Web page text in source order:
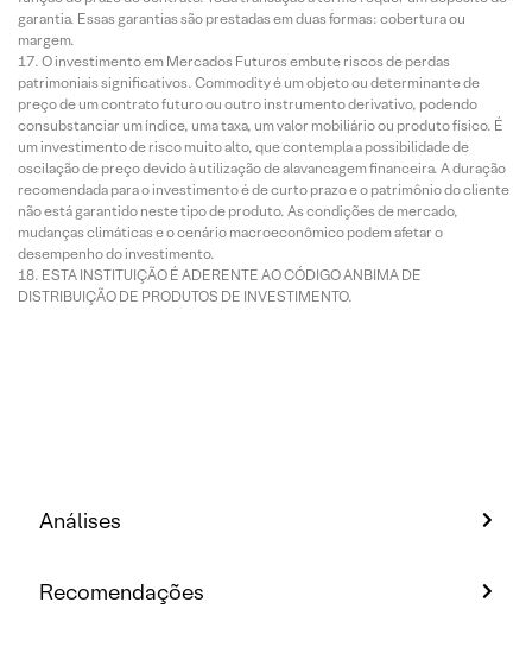
garantia. Essas garantias são prestadas em duas formas: cobertura ou
margem.
O investimento em Mercados Futuros embute riscos de perdas
patrimoniais significativos. Commodity é um objeto ou determinante de
preço de um contrato futuro ou outro instrumento derivativo, podendo
consubstanciar um índice, uma taxa, um valor mobiliário ou produto físico. É
um investimento de risco muito alto, que contempla a possibilidade de
oscilação de preço devido à utilização de alavancagem financeira. A duração
recomendada para o investimento é de curto prazo e o patrimônio do cliente
não está garantido neste tipo de produto. As condições de mercado,
mudanças climáticas e o cenário macroeconômico podem afetar o
desempenho do investimento.
ESTA INSTITUIÇÃO É ADERENTE AO CÓDIGO ANBIMA DE
DISTRIBUIÇÃO DE PRODUTOS DE INVESTIMENTO.
Análises
Recomendações